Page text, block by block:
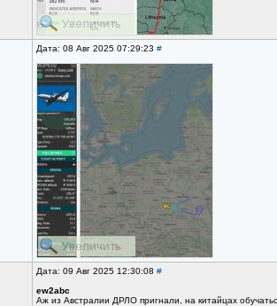
Дата: 08 Авг 2025 07:29:23 #
Дата: 09 Авг 2025 12:30:08 #
ew2abc
Аж из Австралии ДРЛО пригнали, на китайцах